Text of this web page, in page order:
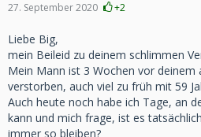
27. September 2020 +2
Liebe Big,
mein Beileid zu deinem schlimmen
Mein Mann ist 3 Wochen vor deinem
verstorben, auch viel zu früh mit 59
Auch heute noch habe ich Tage, an
kann und mich frage, ist es
immer so bleiben?